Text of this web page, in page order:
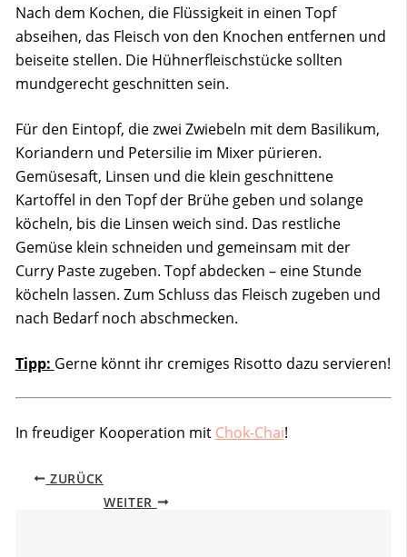
Nach dem Kochen, die Flüssigkeit in einen Topf
abseihen, das Fleisch von den Knochen entfernen und
beiseite stellen. Die Hühnerfleischstücke sollten
mundgerecht geschnitten sein.
Für den Eintopf, die zwei Zwiebeln mit dem Basilikum,
Koriandern und Petersilie im Mixer pürieren.
Gemüsesaft, Linsen und die klein geschnittene
Kartoffel in den Topf der Brühe geben und solange
köcheln, bis die Linsen weich sind. Das restliche
Gemüse klein schneiden und gemeinsam mit der
Curry Paste zugeben. Topf abdecken – eine Stunde
köcheln lassen. Zum Schluss das Fleisch zugeben und
nach Bedarf noch abschmecken.
Tipp: Gerne könnt ihr cremiges Risotto dazu servieren!
In freudiger Kooperation mit Chok-Chai!
ZURÜCK
WEITER